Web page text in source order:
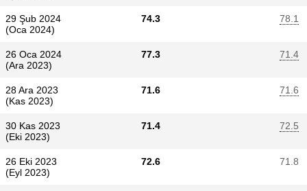
29 Şub 2024
(Oca 2024)
74.3 78.1
26 Oca 2024
(Ara 2023)
77.3 71.4
28 Ara 2023
(Kas 2023)
71.6 71.6
30 Kas 2023
(Eki 2023)
71.4 72.5
26 Eki 2023
(Eyl 2023)
72.6 71.8